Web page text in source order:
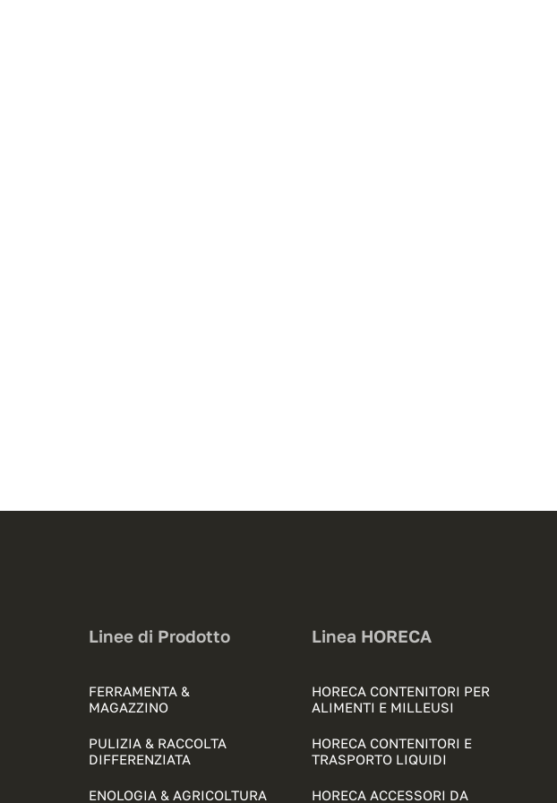
Linee di Prodotto
FERRAMENTA &
MAGAZZINO
PULIZIA & RACCOLTA
DIFFERENZIATA
ENOLOGIA & AGRICOLTURA
Linea HORECA
HORECA CONTENITORI PER
ALIMENTI E MILLEUSI
HORECA CONTENITORI E
TRASPORTO LIQUIDI
HORECA ACCESSORI DA